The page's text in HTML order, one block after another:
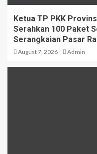
Ketua TP PKK
Serahkan 100 Paket
Serangkaian Pasar
August 7, 2026 Admin